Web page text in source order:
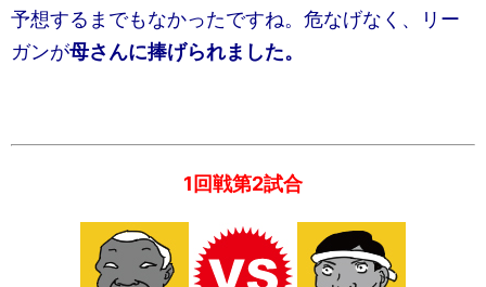
予想するまでもなかったですね。危なげなく、リー
ガンが母さんに捧げられました。
1回戦第2試合